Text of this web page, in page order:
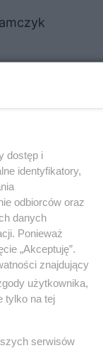
dostęp i
identyfikatory,
odbiorców oraz
danych
Ponieważ
„Akceptuję”.
znajdujący
użytkownika,
tylko na tej
serwisów